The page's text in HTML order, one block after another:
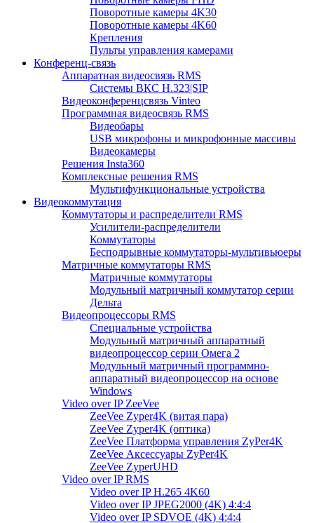
Поворотные камеры 4K30
Поворотные камеры 4K60
Крепления
Пульты управления камерами
Конференц-связь
Аппаратная видеосвязь RMS
Системы ВКС H.323|SIP
Видеоконференцсвязь Vinteo
Программная видеосвязь RMS
Видеобары
USB микрофоны и микрофонные массивы
Видеокамеры
Решения Insta360
Комплексные решения RMS
Мультифункциональные устройства
Видеокоммутация
Коммутаторы и распределители RMS
Усилители-распределители
Коммутаторы
Бесподрывные коммутаторы-мультивьюеры
Матричные коммутаторы RMS
Матричные коммутаторы
Модульный матричный коммутатор серии
Дельта
Видеопроцессоры RMS
Специальные устройства
Модульный матричный аппаратный
видеопроцессор серии Омега 2
Модульный матричный программно-
аппаратный видеопроцессор на основе
Windows
Video over IP ZeeVee
ZeeVee Zyper4K (витая пара)
ZeeVee Zyper4K (оптика)
ZeeVee Платформа управления ZyPer4K
ZeeVee Аксессуары ZyPer4K
ZeeVee ZyperUHD
Video over IP RMS
Video over IP H.265 4K60
Video over IP JPEG2000 (4K) 4:4:4
Video over IP SDVOE (4K) 4:4:4